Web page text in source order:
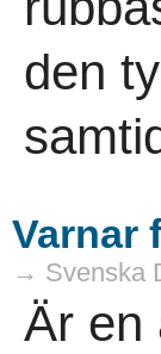
den
Varnar
→ Svenska
Är en